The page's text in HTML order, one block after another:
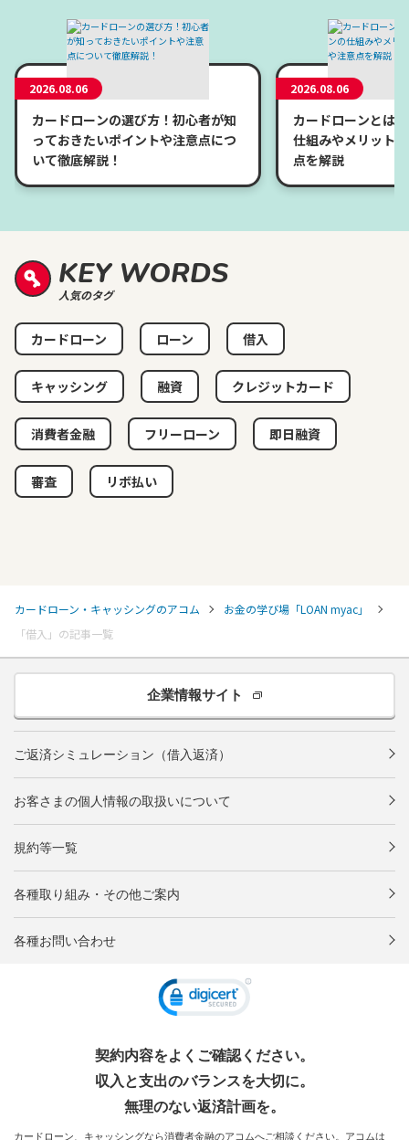
2026.08.06
カードローンの選び方！初心者が知
っておきたいポイントや注意点につ
いて徹底解説！
2026.08.06
カードローンとは
仕組みやメリット
点を解説
KEY WORDS
人気のタグ
カードローン ローン 借入
キャッシング 融資 クレジットカード
消費者金融 フリーローン 即日融資
審査 リボ払い
カードローン・キャッシングのアコム
お金の学び場「LOAN myac」
「借入」の記事一覧
企業情報サイト
ご返済シミュレーション（借入返済）
お客さまの個人情報の取扱いについて
規約等一覧
各種取り組み・その他ご案内
各種お問い合わせ
契約内容をよくご確認ください。
収入と支出のバランスを大切に。
無理のない返済計画を。
カードローン、キャッシングなら消費者金融のアコムへご相談ください。アコムは